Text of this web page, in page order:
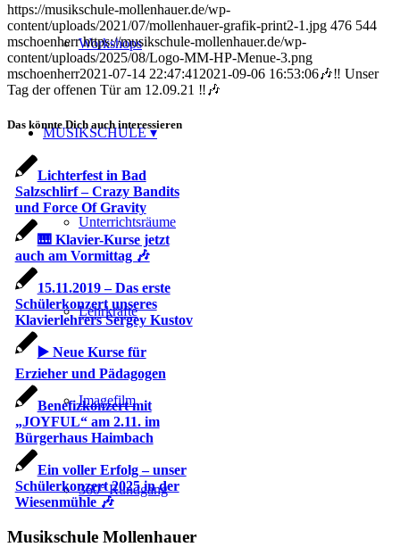
Workshops
MUSIKSCHULE
Unterrichtsräume
Lehrkräfte
Imagefilm
360° Rundgang
https://musikschule-mollenhauer.de/wp-
content/uploads/2021/07/mollenhauer-grafik-print2-1.jpg 476 544
mschoenherr https://musikschule-mollenhauer.de/wp-
content/uploads/2025/08/Logo-MM-HP-Menue-3.png
mschoenherr2021-07-14 22:47:41 2021-09-06 16:53:06🎶‼️ Unser
Tag der offenen Tür am 12.09.21 ‼️🎶
Das könnte Dich auch interessieren
Lichterfest in Bad
Salzschlirf – Crazy Bandits
und Force Of Gravity
🎹 Klavier-Kurse jetzt
auch am Vormittag 🎶
15.11.2019 – Das erste
Schülerkonzert unseres
Klavierlehrers Sergey Kustov
▶️ Neue Kurse für
Erzieher und Pädagogen
Benefizkonzert mit
„JOYFUL“ am 2.11. im
Bürgerhaus Haimbach
Ein voller Erfolg – unser
Schülerkonzert 2025 in der
Wiesenmühle 🎶
Musikschule Mollenhauer